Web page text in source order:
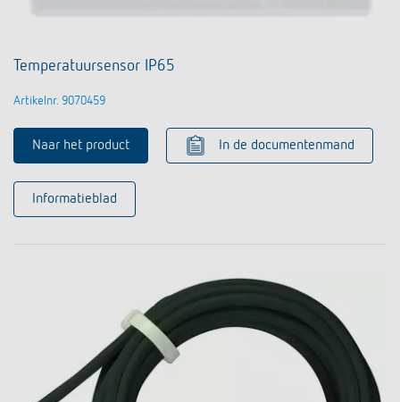
Temperatuursensor IP65
Artikelnr. 9070459
Naar het product In de documentenmand
Informatieblad